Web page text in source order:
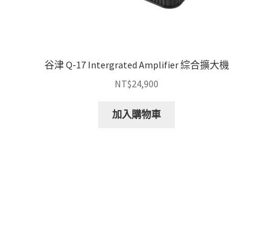
谷津 Q-17 Intergrated Amplifier 綜合擴大機
NT$24,900
加入購物車